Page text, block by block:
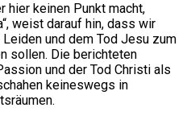
hier keinen Punkt macht,
weist darauf hin, dass wir
und dem Tod Jesu zum
sollen. Die berichteten
und der Tod Christi als
keineswegs in